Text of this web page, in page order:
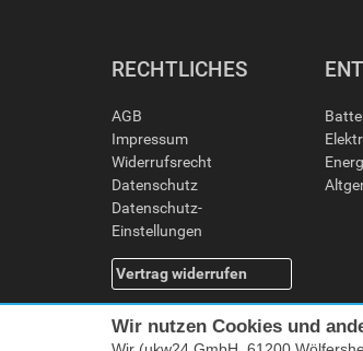
RECHTLICHES
AGB
Impressum
Widerrufsrecht
Datenschutz
Datenschutz-
Einstellungen
Vertrag widerrufen
Wir nutzen Cookies und